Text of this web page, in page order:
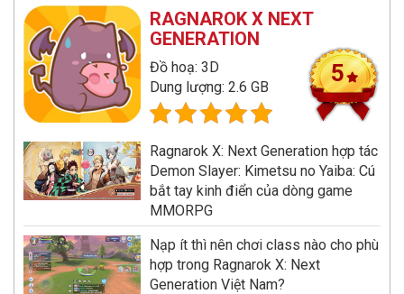
RAGNAROK X NEXT
GENERATION
Đồ hoạ: 3D
Dung lượng: 2.6 GB
5
Ragnarok X: Next Generation hợp tác
Demon Slayer: Kimetsu no Yaiba: Cú
bắt tay kinh điển của dòng game
MMORPG
Nạp ít thì nên chơi class nào cho phù
hợp trong Ragnarok X: Next
Generation Việt Nam?